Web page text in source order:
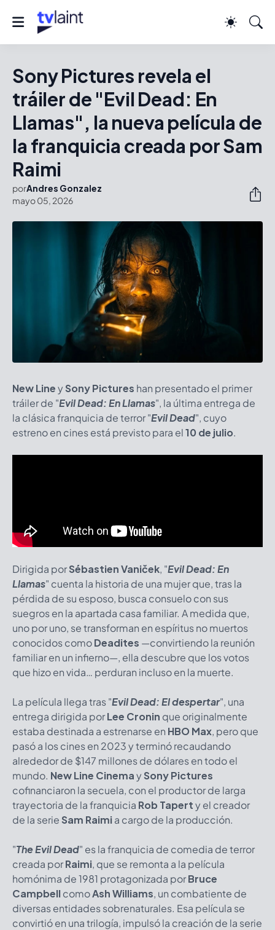
Sony Pictures revela el
tráiler de "Evil Dead: En
Llamas", la nueva película de
la franquicia creada por Sam
Raimi
porAndres Gonzalez
mayo 05, 2026
New LineySony Pictures han presentado el primer
tráiler de "Evil Dead: En Llamas", la última entrega de
la clásica franquicia de terror "Evil Dead", cuyo
estreno en cines está previsto para el10 de julio.
Dirigida porSébastien Vaniček, "Evil Dead: En
Llamas" cuenta la historia de una mujer que, tras la
pérdida de su esposo, busca consuelo con sus
suegros en la apartada casa familiar. A medida que,
uno por uno, se transforman en espíritus no muertos
conocidos comoDeadites —convirtiendo la reunión
familiar en un infierno—, ella descubre que los votos
que hizo en vida… perduran incluso en la muerte.
La película llega tras "Evil Dead: El despertar", una
entrega dirigida porLee Cronin que originalmente
estaba destinada a estrenarse en HBO Max, pero que
pasó a los cines en 2023 y terminó recaudando
alrededor de $147 millones de dólares en todo el
mundo. New Line CinemaySony Pictures
cofinanciaron la secuela, con el productor de larga
trayectoria de la franquicia Rob Taperty el creador
de la serie Sam Raimia cargo de la producción.
"The Evil Dead" es la franquicia de comedia de terror
creada porRaimi, que se remonta a la película
homónima de 1981 protagonizada porBruce
CampbellcomoAsh Williams, un combatiente de
diversas entidades sobrenaturales. Esa película se
convirtió en una trilogía, impulsó la creación de la serie